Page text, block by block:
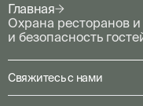
Главная
Охрана ресторанов
и безопасность
Свяжитесь с нами